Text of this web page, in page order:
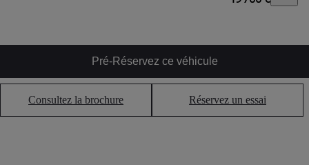
Pré-Réservez ce véhicule
Consultez la brochure Réservez un essai